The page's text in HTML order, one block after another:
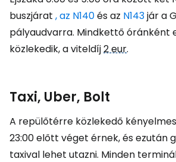
buszjárat , az N140és az N143jár a
pályaudvarra. Mindkettő óránként
közlekedik, a viteldíj2 eur.
Taxi, Uber, Bolt
A repülőtérre közlekedő
23:00 előtt véget érnek, és ezután
taxival lehet utazni. Minden